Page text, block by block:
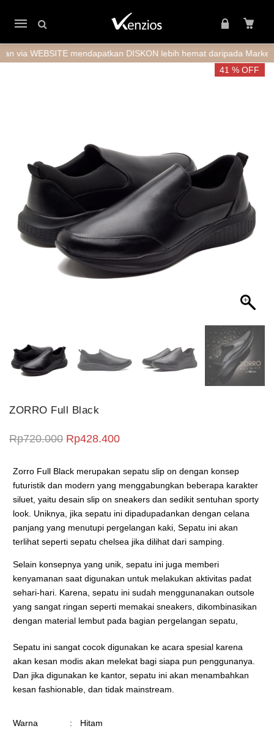
Mobile
navigation
WEBSITE mendapatkan DISKON lebih hemat daripada
41 % OFF
ZORRO Full Black
Rp720.000 Harga aslinya adalah: Rp720.000.
Rp428.400Harga saat ini adalah:
Zorro Full Black merupakan sepatu slip on dengan konsep
futuristik dan modern yang menggabungkan beberapa karakter
siluet, yaitu desain slip on sneakers dan sedikit sentuhan sporty
look. Uniknya, jika sepatu ini dipadupadankan dengan celana
panjang yang menutupi pergelangan kaki, Sepatu ini akan
terlihat seperti sepatu chelsea jika dilihat dari samping.
Selain konsepnya yang unik, sepatu ini juga memberi
kenyamanan saat digunakan untuk melakukan aktivitas padat
sehari-hari. Karena, sepatu ini sudah menggunanakan outsole
yang sangat ringan seperti memakai sneakers, dikombinasikan
dengan material lembut pada bagian pergelangan sepatu,
Sepatu ini sangat cocok digunakan ke acara spesial karena
akan kesan modis akan melekat bagi siapa pun penggunanya.
Dan jika digunakan ke kantor, sepatu ini akan menambahkan
kesan fashionable, dan tidak mainstream.
Warna : Hitam